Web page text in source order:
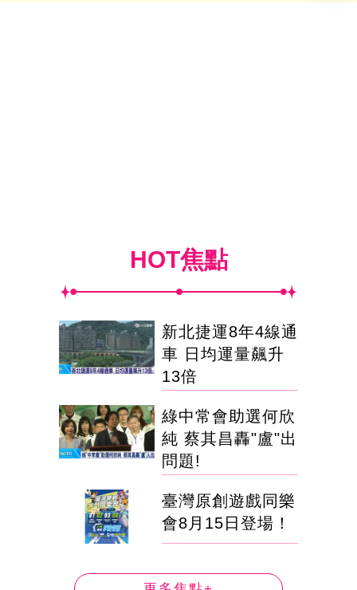
HOT焦點
新北捷運8年4線通
車 日均運量飆升
13倍
綠中常會助選何欣
純 蔡其昌轟"盧"出
問題!
臺灣原創遊戲同樂
會8月15日登場！